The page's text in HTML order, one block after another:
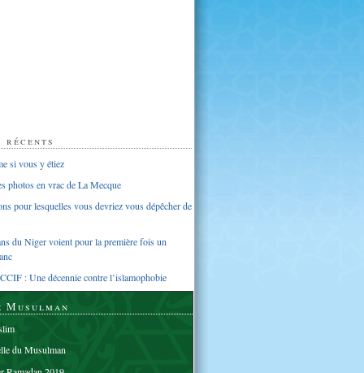
si vous y étiez
photos en vrac de La Mecque
pour lesquelles vous devriez vous dépêcher de
du Niger voient pour la première fois un
: Une décennie contre l’islamophobie
Musulman
du Musulman